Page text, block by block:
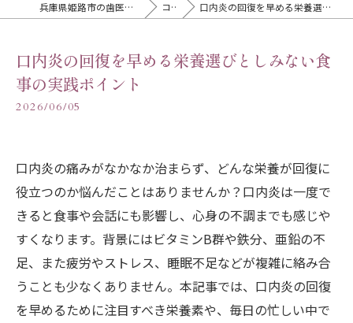
兵庫県姫路市の歯医者ならやまもと歯科医院 コラム 口内炎の回復を早める栄養選びとしみない食事の実践ポイント
口内炎の回復を早める栄養選びとしみない食
事の実践ポイント
2026/06/05
口内炎の痛みがなかなか治まらず、どんな栄養が回復に
役立つのか悩んだことはありませんか？口内炎は一度で
きると食事や会話にも影響し、心身の不調までも感じや
すくなります。背景にはビタミンB群や鉄分、亜鉛の不
足、また疲労やストレス、睡眠不足などが複雑に絡み合
うことも少なくありません。本記事では、口内炎の回復
を早めるために注目すべき栄養素や、毎日の忙しい中で